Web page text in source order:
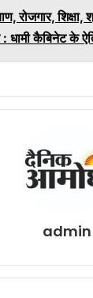
रोजगार,
: धामी कैबिनेट के
admin